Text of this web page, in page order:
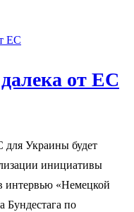
от ЕС
для Украины будет
инициативы
интервью «Немецкой
Бундестага по